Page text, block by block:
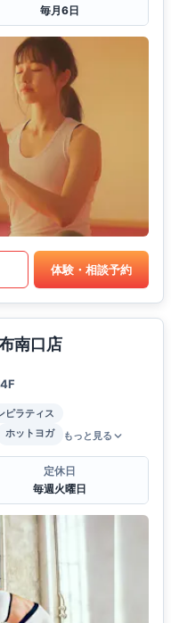
毎月6日
体験・相談予約
南口店
ピラティス
ホットヨガ もっと見る
定休日
毎週火曜日